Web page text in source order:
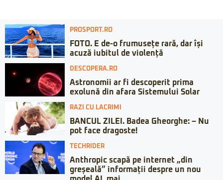
PROSPORT.RO
FOTO. E de-o frumusețe rară, dar își
acuză iubitul de violență
DESCOPERA.RO
Astronomii ar fi descoperit prima
exolună din afara Sistemului Solar
RAZI CU LACRIMI
BANCUL ZILEI. Badea Gheorghe: – Nu
pot face dragoste!
TECHRIDER
Anthropic scapă pe internet „din
greșeală” informații despre un nou